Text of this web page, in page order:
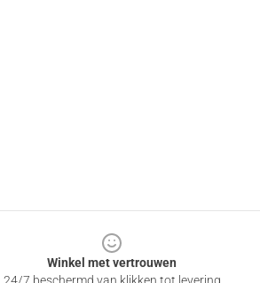
Winkel met vertrouwen